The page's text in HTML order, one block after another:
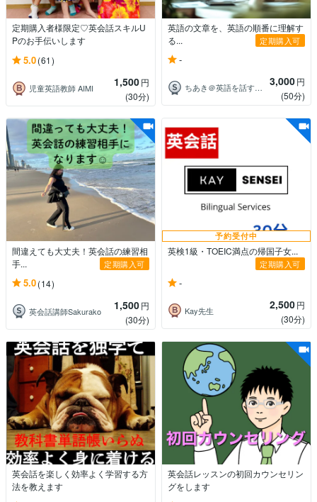
定期購入者様限定♡英会話スキルU
Pのお手伝いします
5.0(61)
児童英語教師 AIMI 1,500円
(30分)
英語の文章を、英語の順番に理解す
る...
定期購入可
-
ちあき＠英語を話すおばさん 3,000円
(50分)
間違えても大丈夫！英会話の練習相
手...
定期購入可
5.0(14)
英会話講師Sakurako 1,500円
(30分)
予約受付中
英検1級・TOEIC満点の帰国子女...
定期購入可
-
Kay先生 2,500円
(30分)
英会話を楽しく効率よく学習する方
法を教えます
英会話レッスンの初回カウンセリン
グをします